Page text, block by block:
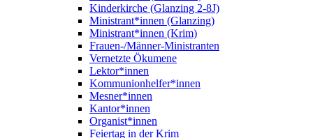
Kinderkirche (Glanzing 2-8J)
Ministrant*innen (Glanzing)
Ministrant*innen (Krim)
Frauen-/Männer-Ministranten
Vernetzte Ökumene
Lektor*innen
Kommunionhelfer*innen
Mesner*innen
Kantor*innen
Organist*innen
Feiertag in der Krim